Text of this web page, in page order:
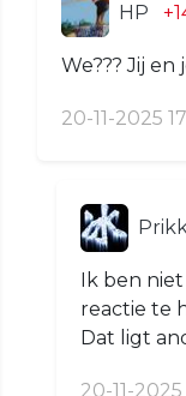
HP
We??? Jij
20-11-2025
Ik ben
reactie te
Dat ligt
20-11-2025